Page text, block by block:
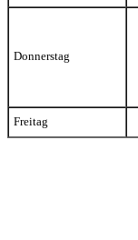
Donnerstag
Freitag